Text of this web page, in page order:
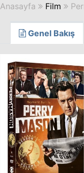
Anasayfa Film
Genel Bakış